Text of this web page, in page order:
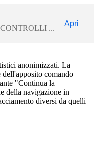
...
Apri
anonimizzati. La
dell'apposito comando
"Continua la
della navigazione in
diversi da quelli